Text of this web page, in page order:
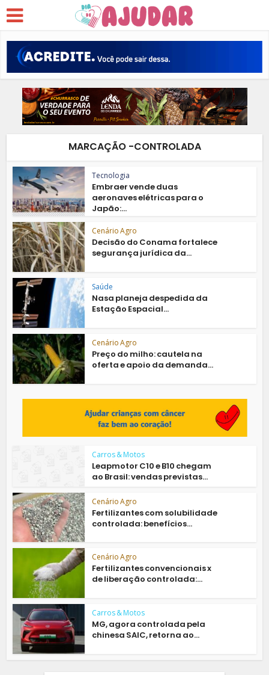
MARCAÇÃO -CONTROLADA
Tecnologia
Embraer vende duas
aeronaves elétricas para o
Japão:...
Cenário Agro
Decisão do Conama fortalece
segurança jurídica da...
Saúde
Nasa planeja despedida da
Estação Espacial...
Cenário Agro
Preço do milho: cautela na
oferta e apoio da demanda...
Carros & Motos
Leapmotor C10 e B10 chegam
ao Brasil: vendas previstas...
Cenário Agro
Fertilizantes com solubilidade
controlada: benefícios...
Cenário Agro
Fertilizantes convencionais x
de liberação controlada:...
Carros & Motos
MG, agora controlada pela
chinesa SAIC, retorna ao...